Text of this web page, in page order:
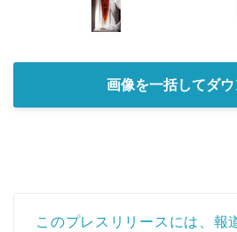
画像を一括してダ
このプレスリリースには、報